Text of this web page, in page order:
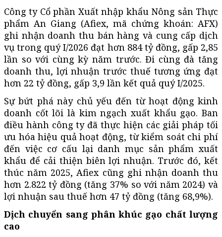
Công ty Cổ phần Xuất nhập khẩu Nông sản Thực
phẩm An Giang (Afiex, mã chứng khoán: AFX)
ghi nhận doanh thu bán hàng và cung cấp dịch
vụ trong quý I/2026 đạt hơn 884 tỷ đồng, gấp 2,85
lần so với cùng kỳ năm trước. Đi cùng đà tăng
doanh thu, lợi nhuận trước thuế tương ứng đạt
hơn 22 tỷ đồng, gấp 3,9 lần kết quả quý I/2025.
Sự bứt phá này chủ yếu đến từ hoạt động kinh
doanh cốt lõi là kim ngạch xuất khẩu gạo. Ban
điều hành công ty đã thực hiện các giải pháp tối
ưu hóa hiệu quả hoạt động, từ kiểm soát chi phí
đến việc cơ cấu lại danh mục sản phẩm xuất
khẩu để cải thiện biên lợi nhuận. Trước đó, kết
thúc năm 2025, Afiex cũng ghi nhận doanh thu
hơn 2.822 tỷ đồng (tăng 37% so với năm 2024) và
lợi nhuận sau thuế hơn 47 tỷ đồng (tăng 68,9%).
Dịch chuyển sang phân khúc gạo chất lượng
cao